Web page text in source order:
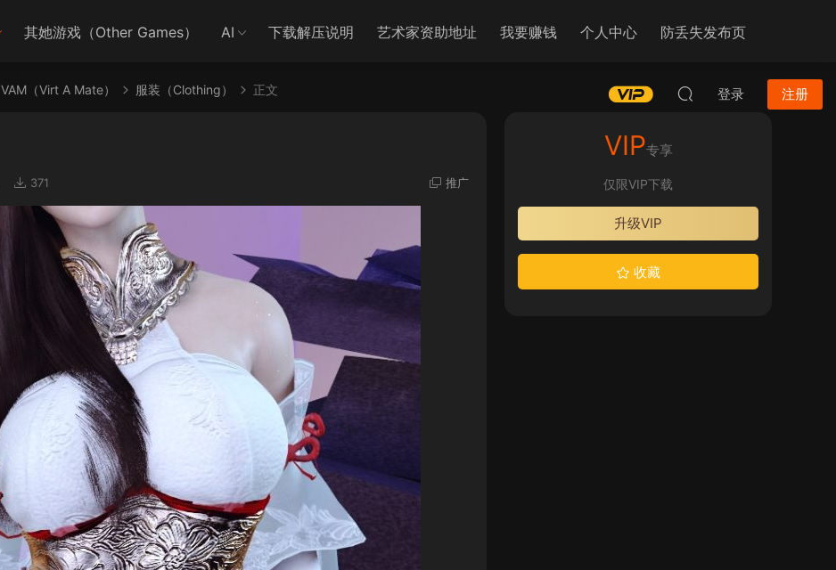
其她游戏（Other Games） AI 下载解压说明 艺术家资助地址 我要赚钱 个人中心 防丢失发布页
登录 注册
VAM（Virt A Mate） 服装（Clothing） 正文
371 推广
VIP专享
仅限VIP下载
升级VIP
收藏